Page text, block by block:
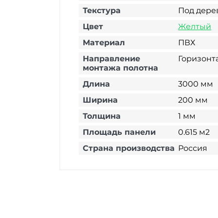
Текстура
Под
Цвет
Желтый
Материал
ПВХ
Направление
монтажа полотна
Длина
3000 мм
Ширина
200 мм
Толщина
1 мм
Площадь панели
0.615 м2
Страна производства Россия